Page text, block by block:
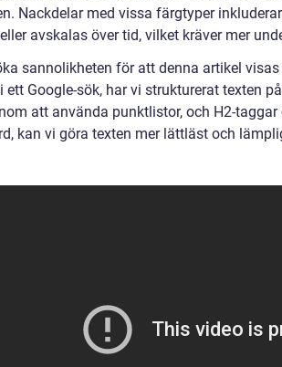
Nackdelar med vissa färgtyper
avskalas över tid, vilket kräver mer
sannolikheten för att denna artikel
ett Google-sök, har vi strukturerat texten
att använda punktlistor, och H2-
kan vi göra texten mer lättläst och